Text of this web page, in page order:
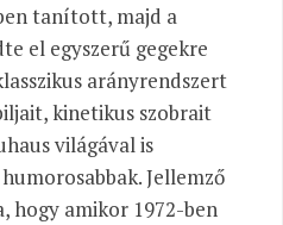
tanított, majd a
el egyszerű gegekre
arányrendszert
kinetikus szobrait
világával is
Jellemző
hogy amikor 1972-ben